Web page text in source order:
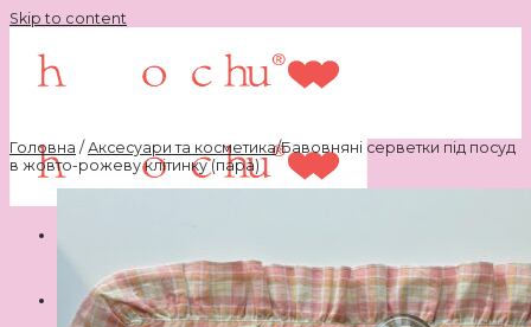
Skip to content
Головна / Аксесуари та косметика/Бавовняні серветки під посуд
в жовто-рожеву клітинку (пара)